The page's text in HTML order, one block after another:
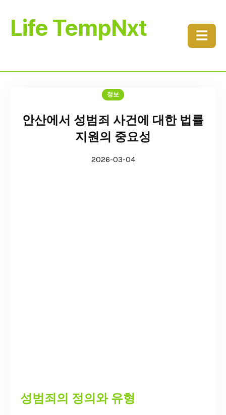
Life TempNxt ☰
정보
안산에서 성범죄 사건에 대한 법률
지원의 중요성
2026-03-04
성범죄의 정의와 유형